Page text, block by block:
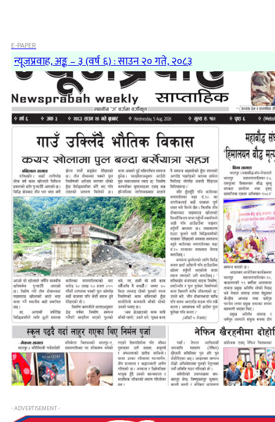
E-PAPER
न्यूजप्रवाह, अङ्क – ३ (वर्ष ६) : साउन २० गते, २०८३
- ADVERTISEMENT -